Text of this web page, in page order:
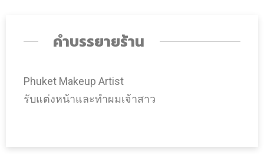
คำบรรยายร้าน
Phuket Makeup Artist
รับแต่งหน้าและทำผมเจ้าสาว